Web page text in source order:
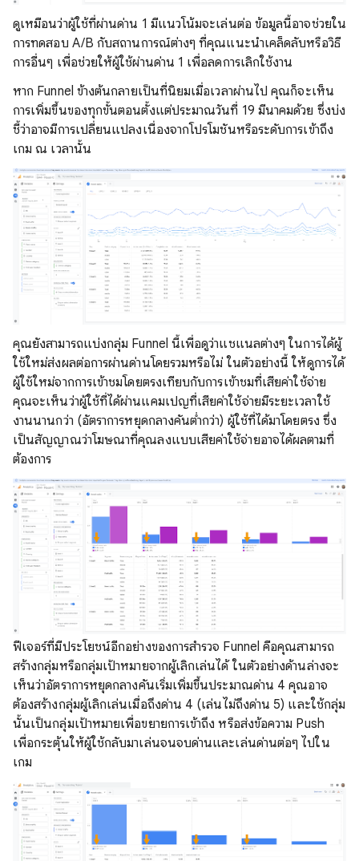
ดูเหมือนว่าผู้ใช้ที่ผ่านด่าน 1 มีแนวโน้มจะเล่นต่อ ข้อมูลนี้อาจช่วยใน
การทดสอบ A/B กับสถานการณ์ต่างๆ ที่คุณแนะนําเคล็ดลับหรือวิธี
การอื่นๆ เพื่อช่วยให้ผู้ใช้ผ่านด่าน 1 เพื่อลดการเลิกใช้งาน
หาก Funnel ข้างต้นกลายเป็นที่นิยมเมื่อเวลาผ่านไป คุณก็จะเห็น
การเพิ่มขึ้นของทุกขั้นตอนตั้งแต่ประมาณวันที่ 19 มีนาคมด้วย ซึ่งบ่ง
ชี้ว่าอาจมีการเปลี่ยนแปลงเนื่องจากโปรโมชันหรือระดับการเข้าถึง
เกม ณ เวลานั้น
คุณยังสามารถแบ่งกลุ่ม Funnel นี้เพื่อดูว่าแชแนลต่างๆ ในการได้ผู้
ใช้ใหม่ส่งผลต่อการผ่านด่านโดยรวมหรือไม่ ในตัวอย่างนี้ ให้ดูการได้
ผู้ใช้ใหม่จากการเข้าชมโดยตรงเทียบกับการเข้าชมที่เสียค่าใช้จ่าย
คุณจะเห็นว่าผู้ใช้ที่ได้ผ่านแคมเปญที่เสียค่าใช้จ่ายมีระยะเวลาใช้
งานนานกว่า (อัตราการหยุดกลางคันต่ำกว่า) ผู้ใช้ที่ได้มาโดยตรง ซึ่ง
เป็นสัญญาณว่าโฆษณาที่คุณลงแบบเสียค่าใช้จ่ายอาจได้ผลตามที่
ต้องการ
ฟีเจอร์ที่มีประโยชน์อีกอย่างของการสำรวจ Funnel คือคุณสามารถ
สร้างกลุ่มหรือกลุ่มเป้าหมายจากผู้เลิกเล่นได้ ในตัวอย่างด้านล่างจะ
เห็นว่าอัตราการหยุดกลางคันเริ่มเพิ่มขึ้นประมาณด่าน 4 คุณอาจ
ต้องสร้างกลุ่มผู้เลิกเล่นเมื่อถึงด่าน 4 (เล่นไม่ถึงด่าน 5) และใช้กลุ่ม
นั้นเป็นกลุ่มเป้าหมายเพื่อขยายการเข้าถึง หรือส่งข้อความ Push
เพื่อกระตุ้นให้ผู้ใช้กลับมาเล่นจนจบด่านและเล่นด่านต่อๆ ไปใน
เกม